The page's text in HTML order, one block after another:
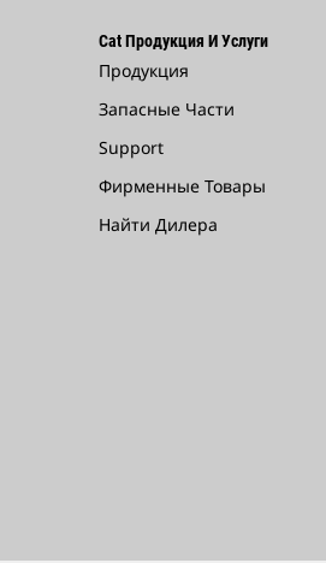
Cat Продукция И Услуги
Продукция
Запасные Части
Support
Фирменные Товары
Найти Дилера